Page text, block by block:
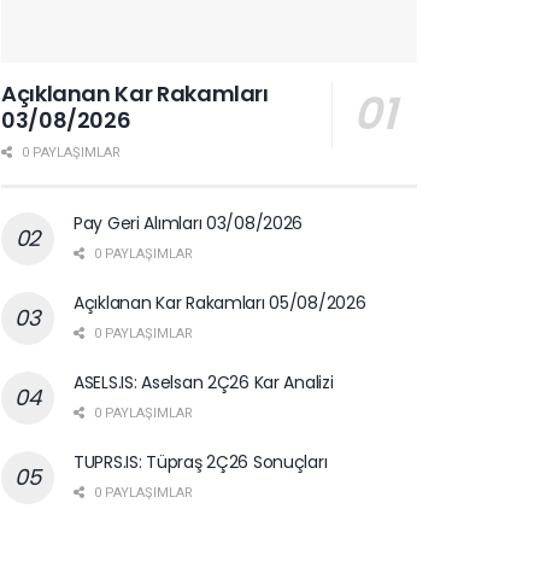
Açıklanan Kar Rakamları
03/08/2026
0 PAYLAŞIMLAR
Pay Geri Alımları 03/08/2026
0 PAYLAŞIMLAR
Açıklanan Kar Rakamları 05/08/2026
0 PAYLAŞIMLAR
ASELS.IS: Aselsan 2Ç26 Kar Analizi
0 PAYLAŞIMLAR
TUPRS.IS: Tüpraş 2Ç26 Sonuçları
0 PAYLAŞIMLAR